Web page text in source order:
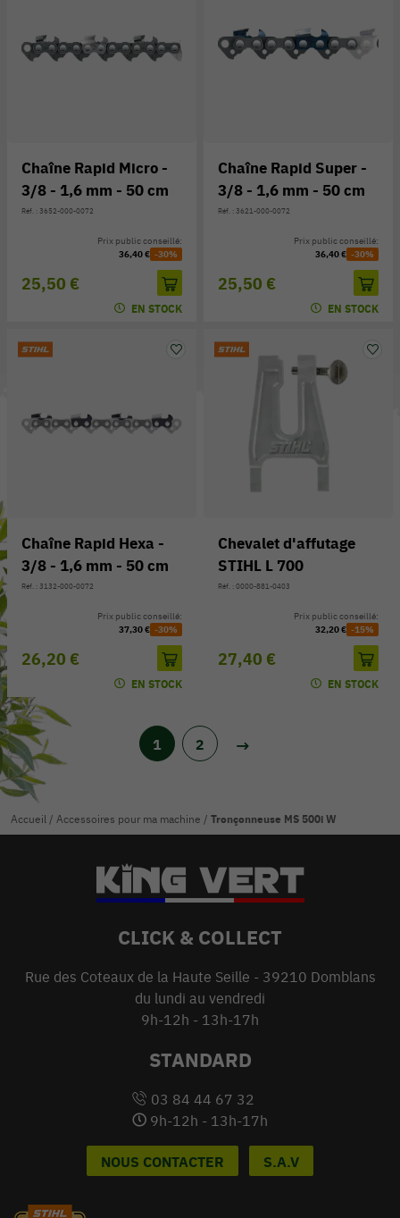
Chaîne Rapid Micro -
3/8 - 1,6 mm - 50 cm
Réf. : 3652-000-0072
25,50 €
Prix public conseillé:
36,40 € -30%
EN STOCK
Chaîne Rapid Super -
3/8 - 1,6 mm - 50 cm
Réf. : 3621-000-0072
25,50 €
Prix public conseillé:
36,40 € -30%
EN STOCK
Chaîne Rapid Hexa -
3/8 - 1,6 mm - 50 cm
Réf. : 3132-000-0072
26,20 €
Prix public conseillé:
37,30 € -30%
EN STOCK
Chevalet d'affutage
STIHL L 700
Réf. : 0000-881-0403
27,40 €
Prix public conseillé:
32,20 € -15%
EN STOCK
1 2
Accueil / Accessoires pour ma machine / Tronçonneuse MS 500i W
CLICK & COLLECT
Rue des Coteaux de la Haute Seille - 39210 Domblans
du lundi au vendredi
9h-12h - 13h-17h
STANDARD
03 84 44 67 32
9h-12h - 13h-17h
NOUS CONTACTER S.A.V